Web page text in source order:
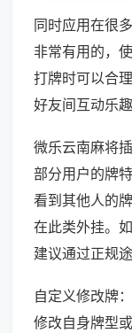
同时应用在很
非常有用的，
打牌时可以合
好友间互动乐趣
微乐云南麻将
部分用户的牌
看到其他人的
在此类外挂。
建议通过正规
自定义修改牌
修改自身牌型